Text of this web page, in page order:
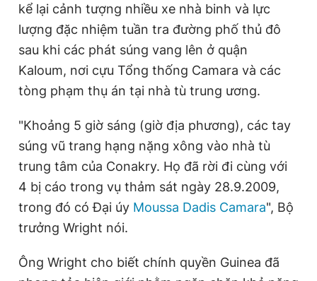
kể lại cảnh tượng nhiều xe nhà binh và lực
lượng đặc nhiệm tuần tra đường phố thủ đô
sau khi các phát súng vang lên ở quận
Kaloum, nơi cựu Tổng thống Camara và các
tòng phạm thụ án tại nhà tù trung ương.
"Khoảng 5 giờ sáng (giờ địa phương), các tay
súng vũ trang hạng nặng xông vào nhà tù
trung tâm của Conakry. Họ đã rời đi cùng với
4 bị cáo trong vụ thảm sát ngày 28.9.2009,
trong đó có Đại úy Moussa Dadis Camara", Bộ
trưởng Wright nói.
Ông Wright cho biết chính quyền Guinea đã